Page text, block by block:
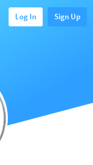
Log In Sign Up